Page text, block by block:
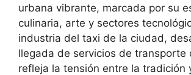
urbana vibrante, marcada por su
culinaria, arte y sectores
industria del taxi de la ciudad,
llegada de servicios de transporte
refleja la tensión entre la tradición